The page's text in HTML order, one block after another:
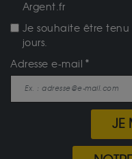
Argent.fr
Je souhaite être
jours.
Adresse e-mail
JE